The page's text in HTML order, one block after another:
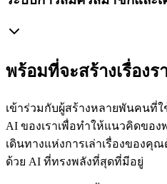
พร้อมที่จะสร้างเรื่อง
เข้าร่วมกับผู้สร้างหลายพันคนที่ใ
AI ของเราเพื่อทำให้แนวคิดของ
เดินทางแห่งการเล่าเรื่องของคุ
ด้วย AI ที่ทรงพลังที่สุดที่มีอยู่